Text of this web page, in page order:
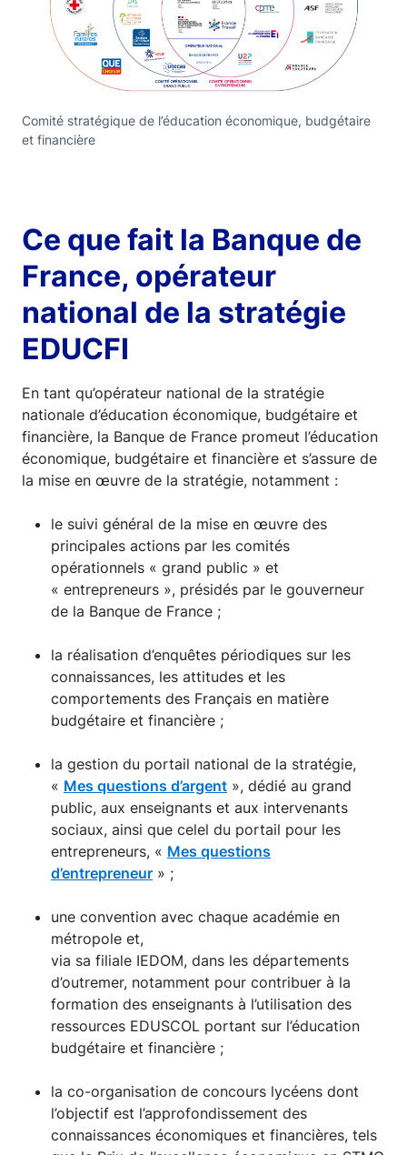
Comité stratégique de l’éducation économique, budgétaire
et financière
Ce que fait la Banque de
France, opérateur
national de la stratégie
EDUCFI
En tant qu’opérateur national de la stratégie
nationale d’éducation économique, budgétaire et
financière, la Banque de France promeut l’éducation
économique, budgétaire et financière et s’assure de
la mise en œuvre de la stratégie, notamment :
le suivi général de la mise en œuvre des
principales actions par les comités
opérationnels « grand public » et
« entrepreneurs », présidés par le gouverneur
de la Banque de France ;
la réalisation d’enquêtes périodiques sur les
connaissances, les attitudes et les
comportements des Français en matière
budgétaire et financière ;
la gestion du portail national de la stratégie,
« Mes questions d’argent », dédié au grand
public, aux enseignants et aux intervenants
sociaux, ainsi que celel du portail pour les
entrepreneurs, « Mes questions
d’entrepreneur » ;
une convention avec chaque académie en
métropole et,
via sa filiale IEDOM, dans les départements
d’outremer, notamment pour contribuer à la
formation des enseignants à l’utilisation des
ressources EDUSCOL portant sur l’éducation
budgétaire et financière ;
la co-organisation de concours lycéens dont
l’objectif est l’approfondissement des
connaissances économiques et financières, tels